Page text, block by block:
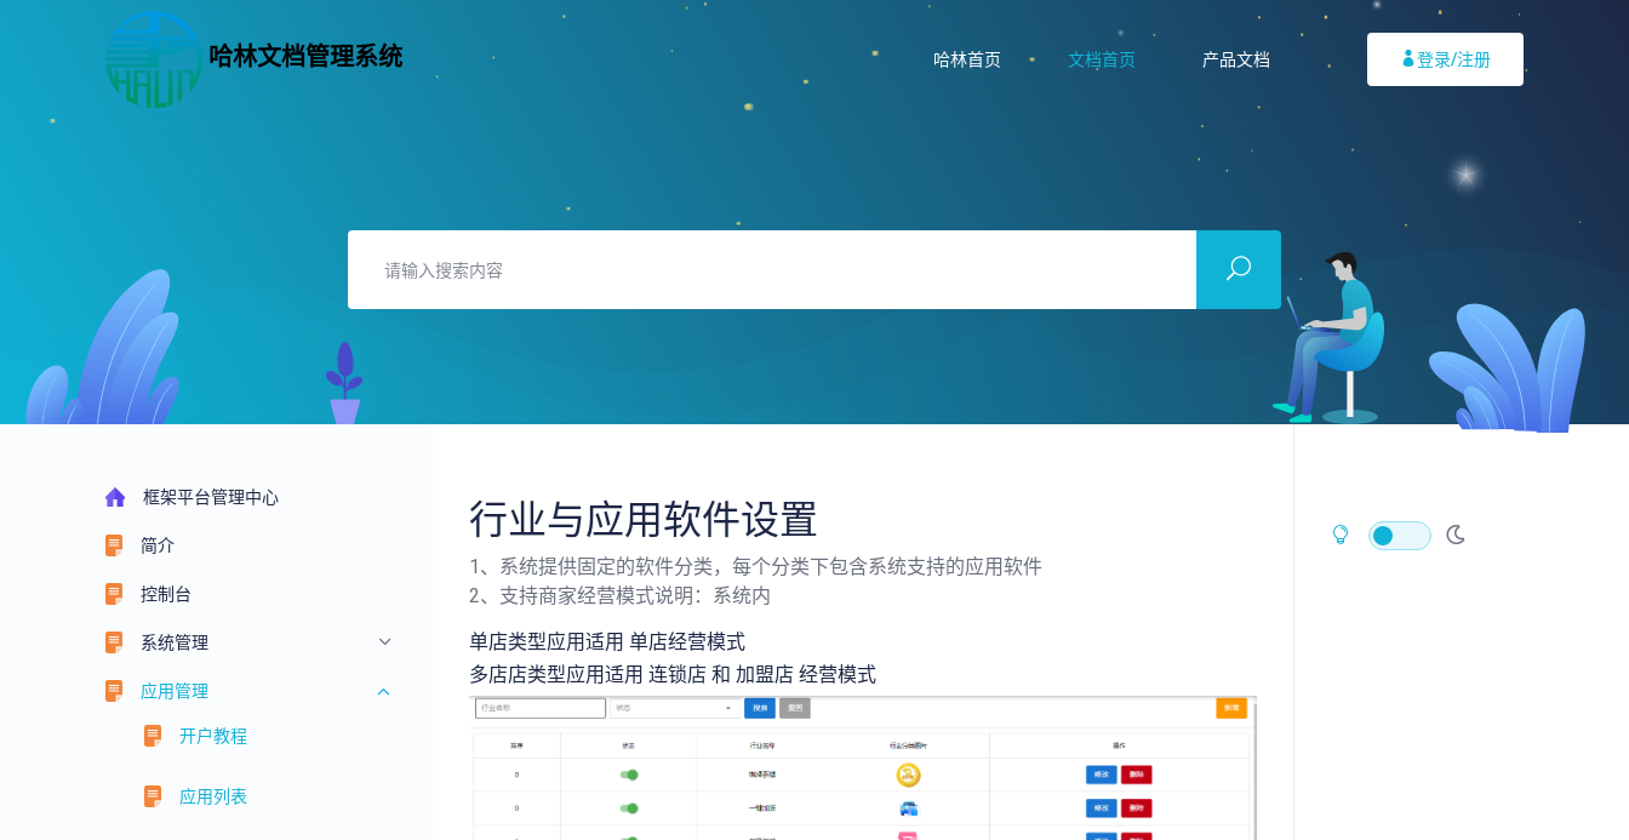
哈林文档管理系统 哈林首页 文档首页 产品文档 登录/注册
框架平台管理中心
简介
控制台
系统管理
应用管理
开户教程
应用列表
行业与应用软件设置
1、系统提供固定的软件分类，每个分类下包含系统支持的应用软件
2、支持商家经营模式说明：系统内
单店类型应用适用 单店经营模式
多店店类型应用适用 连锁店 和 加盟店 经营模式